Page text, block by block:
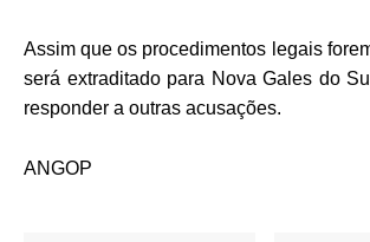
Assim que os procedimentos legais
será extraditado para Nova Gales do
responder a outras acusações.
ANGOP